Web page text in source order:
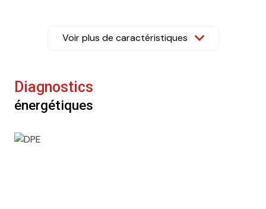
1 salle(s) d'eau
construit en 1999
cuisine américaine (équipée)
Chauffage individuel : au sol (gaz de ville)
Voir plus de caractéristiques
Diagnostics
énergétiques